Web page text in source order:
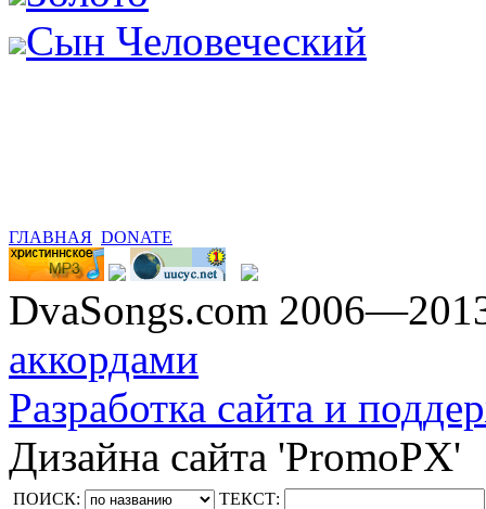
Сын Человеческий
ГЛАВНАЯ DONATE
DvaSongs.com
аккордами
Разработка сайта и
Дизайна сайта 'PromoPX'
ПОИСК: ТЕКСТ: